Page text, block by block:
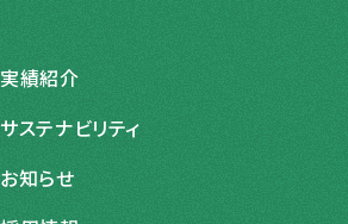
実績紹介
サステナビリティ
お知らせ